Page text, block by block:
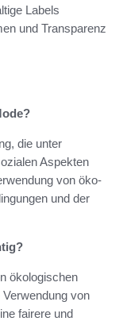
Labels
und Transparenz
die unter
Aspekten
von öko-
und der
ökologischen
von
fairere und